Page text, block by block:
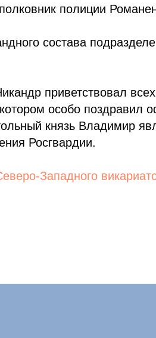
полиции
состава
приветствовал
особо поздравил
князь Владимир
Росгвардии.
Западного